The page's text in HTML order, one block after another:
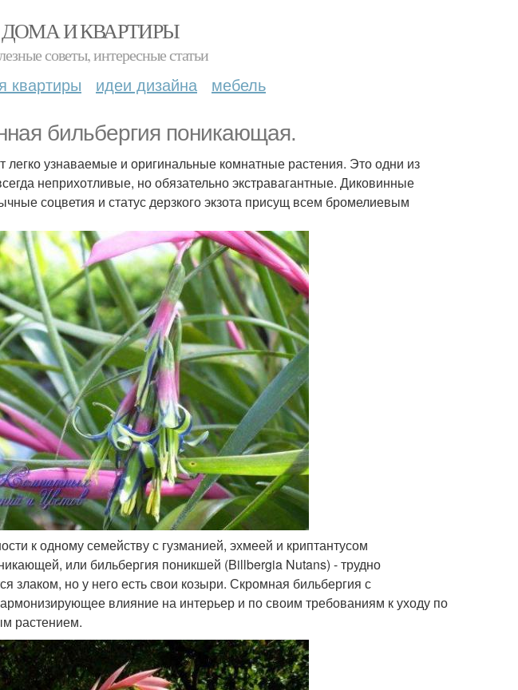
ДОМА И КВАРТИРЫ
советы, интересные статьи
квартиры идеи дизайна мебель
бильбергия поникающая.
узнаваемые и оригинальные комнатные растения. Это одни из
неприхотливые, но обязательно экстравагантные. Диковинные
соцветия и статус дерзкого экзота присущ всем бромелиевым
к одному семейству с гузманией, эхмеей и криптантусом
или бильбергия поникшей (Billbergia Nutans) - трудно
злаком, но у него есть свои козыри. Скромная бильбергия с
влияние на интерьер и по своим требованиям к уходу по
растением.